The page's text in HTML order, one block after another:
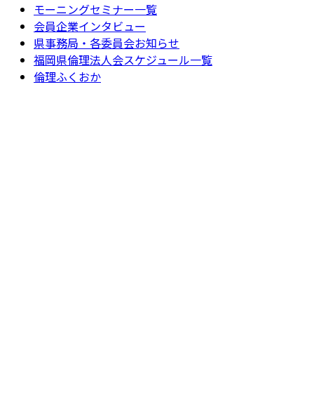
モーニングセミナー一覧
会員企業インタビュー
県事務局・各委員会お知らせ
福岡県倫理法人会スケジュール一覧
倫理ふくおか